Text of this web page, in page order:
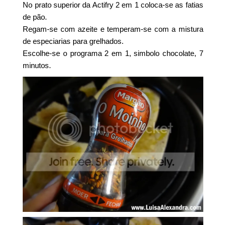
No prato superior da Actifry 2 em 1 coloca-se as fatias
de pão.
Regam-se com azeite e temperam-se com a mistura
de especiarias para grelhados.
Escolhe-se o programa 2 em 1, simbolo chocolate, 7
minutos.